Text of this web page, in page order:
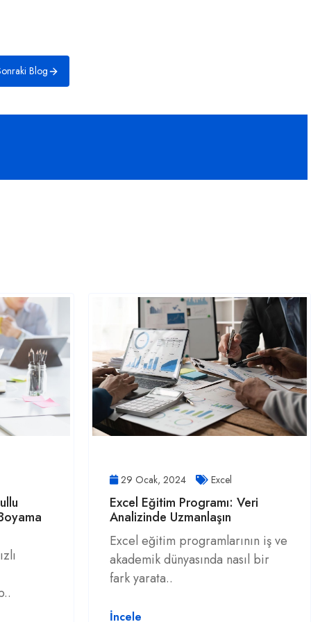
Blog
29 Ocak, 2024 Excel
Excel Eğitim Programı: Veri
Analizinde Uzmanlaşın
Excel eğitim programlarının iş ve
akademik dünyasında nasıl bir
fark yarata..
İncele